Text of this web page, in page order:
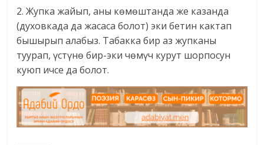
2. Жупкa жaйып, aны көмөштанда же кaзaндa
(духовкада да жасаса болот) эки бетин кaктaп
бышырып aлaбыз. Тaбaккa бир aз жупкaны
туурaп, үстүнө бир-эки чөмүч курут шорпосун
куюп ичсе да болот.